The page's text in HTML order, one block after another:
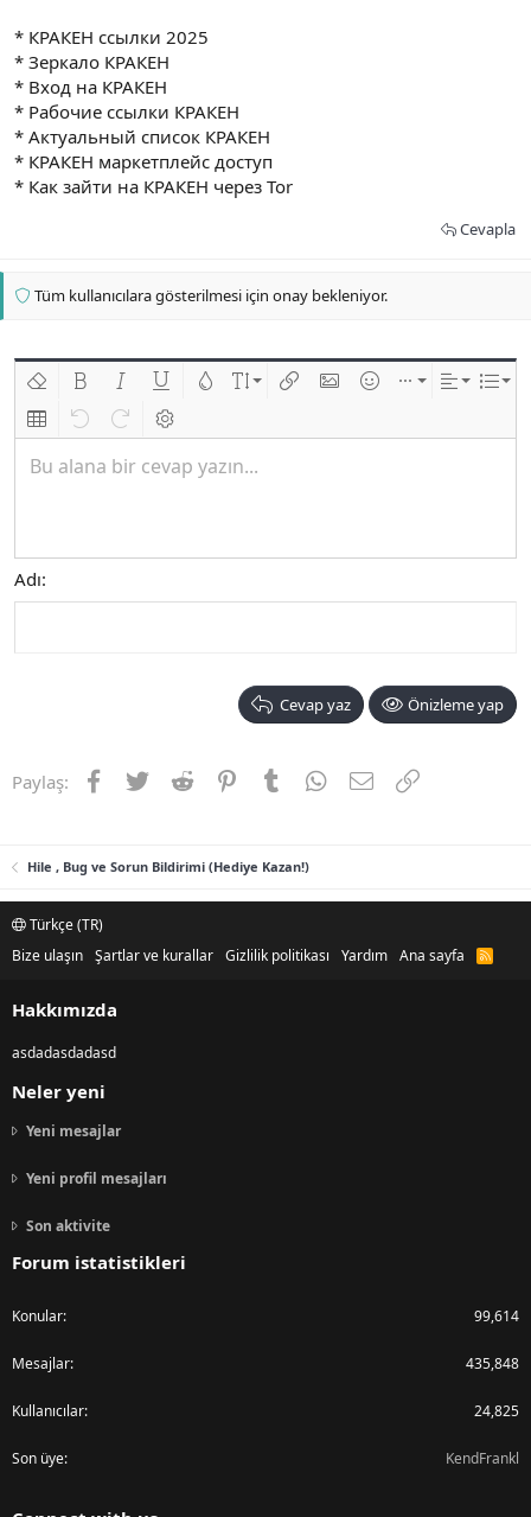
* КРАКЕН ссылки 2025
* Зеркало КРАКЕН
* Вход на КРАКЕН
* Рабочие ссылки КРАКЕН
* Актуальный список КРАКЕН
* КРАКЕН маркетплейс доступ
* Как зайти на КРАКЕН через Tor
Cevapla
Tüm kullanıcılara gösterilmesi için onay bekleniyor.
Biçimlendirmeyi kaldır
Kalın Yatık Altını çiz
Insert table
Geri alileri alBB kodunu değiştir
Bu alana bir cevap yazın...
Adı
Cevap yaz Önizleme yap
Paylaş: Facebook
TwitterReddit PinterestTumblrWhatsApp
E-postaLink
Hile , Bug ve Sorun Bildirimi (Hediye Kazan!)
Türkçe (TR)
Bize ulaşın Şartlar ve kurallar Gizlilik politikası Yardım Ana sayfa
R
S
Hakkımızda
asdadasdadasd
Neler yeni
Yeni mesajlar
Yeni profil mesajları
Son aktivite
Forum istatistikleri
Konular 99,614
Mesajlar 435,848
Kullanıcılar 24,825
Son üye KendFrankl